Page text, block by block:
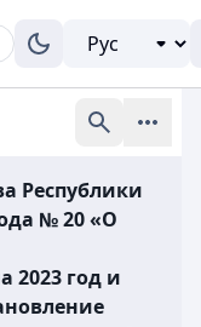
Республики
№ 20 «О
2023 год и